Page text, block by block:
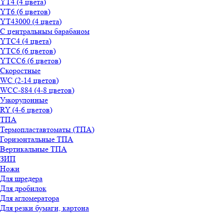
YT6 (6 цветов)
YT43000 (4 цвета)
С центральным барабаном
YТС4 (4 цвета)
YТС6 (6 цветов)
YТСC6 (6 цветов)
Скоростные
WС (2-14 цветов)
WСС-884 (4-8 цветов)
Узкорулонные
RY (4-6 цветов)
ТПА
Термопластавтоматы (ТПА)
Горизонтальные ТПА
Вертикальные ТПА
ЗИП
Ножи
Для шредера
Для дробилок
Для агломератора
Для резки бумаги, картона